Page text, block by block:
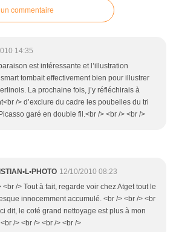
commentaire
14:35
est intéressante et l’illustration
tombait effectivement bien pour illustrer
La prochaine fois, j’y réfléchirais à
/> d’exclure du cadre les poubelles du tri
garé en double fil.<br /> <br /> <br />
12/10/2010 08:23
<br /> Tout à fait, regarde voir chez Atget tout le
innocemment accumulé. <br /> <br /> <br
dit, le coté grand nettoyage est plus à mon
/> <br /> <br /> <br />